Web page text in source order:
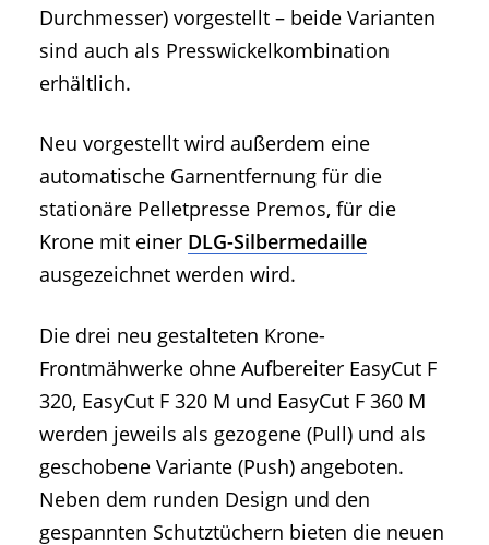
Durchmesser) vorgestellt – beide Varianten
sind auch als Presswickelkombination
erhältlich.
Neu vorgestellt wird außerdem eine
automatische Garnentfernung für die
stationäre Pelletpresse Premos, für die
Krone mit einer DLG-Silbermedaille
ausgezeichnet werden wird.
Die drei neu gestalteten Krone-
Frontmähwerke ohne Aufbereiter EasyCut F
320, EasyCut F 320 M und EasyCut F 360 M
werden jeweils als gezogene (Pull) und als
geschobene Variante (Push) angeboten.
Neben dem runden Design und den
gespannten Schutztüchern bieten die neuen